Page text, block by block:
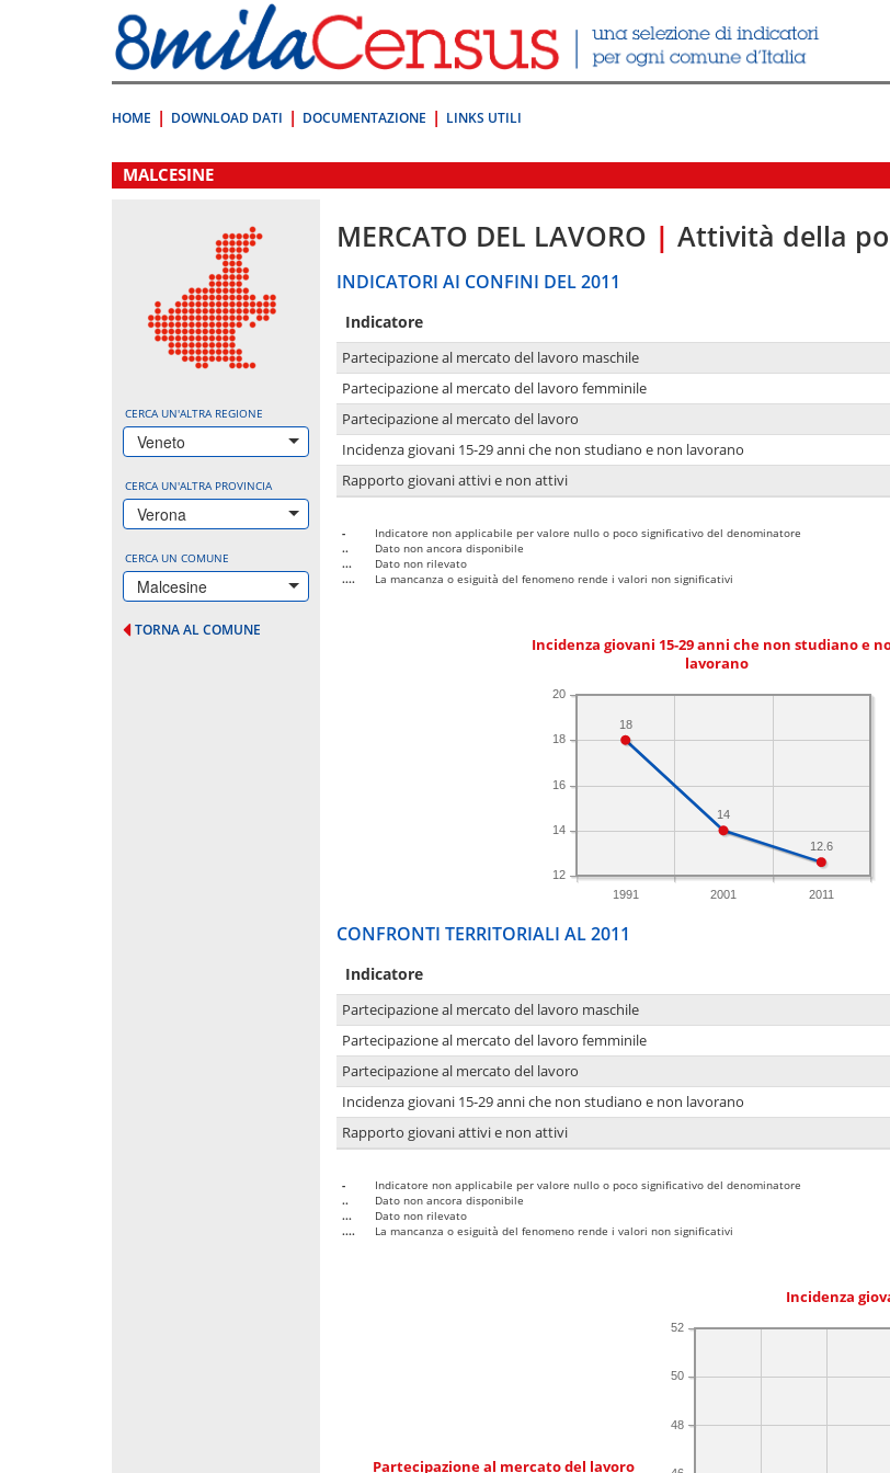
direttamente
a:
Contenuto
HOME DOWNLOAD DATI DOCUMENTAZIONE LINKS UTILI
.
MALCESINE
CERCA UN'ALTRA REGIONE
Veneto
CERCA UN'ALTRA PROVINCIA
Verona
CERCA UN COMUNE
Malcesine
TORNA AL COMUNE
MERCATO DEL LAVORO | Attività della
INDICATORI AI CONFINI DEL 2011
Indicatore
Partecipazione al mercato del lavoro maschile
Partecipazione al mercato del lavoro femminile
Partecipazione al mercato del lavoro
Incidenza giovani 15-29 anni che non studiano e non lavorano
Rapporto giovani attivi e non attivi
-
Indicatore non applicabile per valore nullo o poco significativo del denominatore
..
Dato non ancora disponibile
...
Dato non rilevato
....
La mancanza o esiguità del fenomeno rende i valori non significativi
Incidenza giovani 15-29 anni che non studiano e
lavorano
1991 2001 2011
12
14
16
18
20
12.6
14
18
CONFRONTI TERRITORIALI AL 2011
Indicatore
Partecipazione al mercato del lavoro maschile
Partecipazione al mercato del lavoro femminile
Partecipazione al mercato del lavoro
Incidenza giovani 15-29 anni che non studiano e non lavorano
Rapporto giovani attivi e non attivi
-
Indicatore non applicabile per valore nullo o poco significativo del denominatore
..
Dato non ancora disponibile
...
Dato non rilevato
....
La mancanza o esiguità del fenomeno rende i valori non significativi
Incidenza
Partecipazione al mercato del lavoro
48
50
52